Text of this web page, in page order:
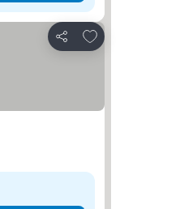
Compartir
Agregar a